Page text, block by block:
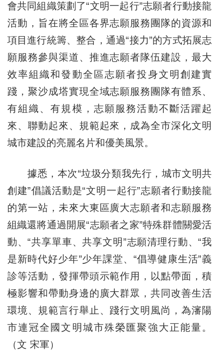
會共同組織策劃了“文明一起行”志願者行動接龍
活動，旨在將全區各界志願服務團隊的資源和
項目進行統籌、整合，通過“接力”的方式拓展志
願服務參與渠道、推進志願者隊伍建設，最大
效率組織和發動全區志願者投身文明創建實
踐，聚沙成塔實現全域志願服務團隊有體系、
有組織、有規模，志願服務活動不斷活躍起
來、聯動起來、規範起來，成為全市深化文明
城市建設的亮麗名片和優美風景。
據悉，本次“垃圾分類我先行，城市文明共
創建”倡議活動是“文明一起行”志願者行動接龍
的第一站，未來大東區廣大志願者和志願服務
組織還將通過開展“志願者之家”特殊群體關愛活
動、“共享單車、共享文明”志願清理行動、“我
是新時代好少年”少年課堂、“倡導健康生活”義
診等活動，發揮帶頭示範作用，以點帶面，積
極影響和帶動身邊的廣大群眾，共同改善生活
環境、規範言行舉止、踐行文明風尚，為瀋陽
市連冠全國文明城市殊榮匯聚強大正能量。
（文 宋軍）